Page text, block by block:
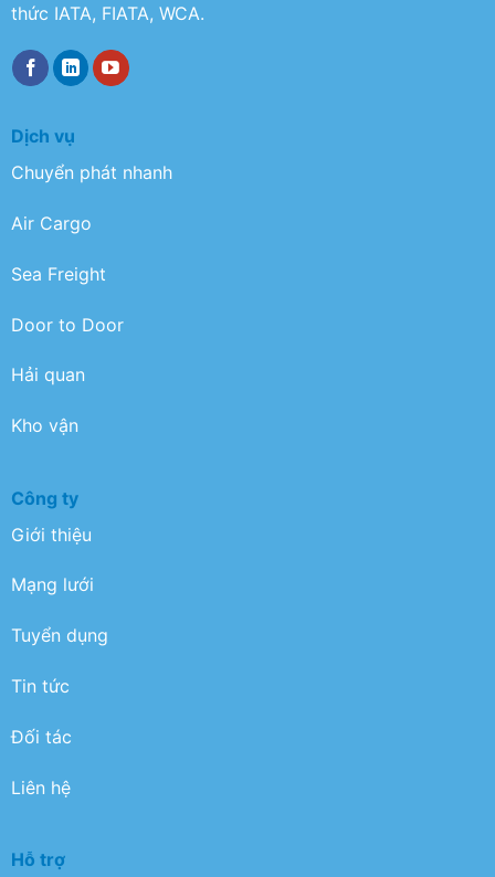
thức IATA, FIATA, WCA.
Dịch vụ
Chuyển phát nhanh
Air Cargo
Sea Freight
Door to Door
Hải quan
Kho vận
Công ty
Giới thiệu
Mạng lưới
Tuyển dụng
Tin tức
Đối tác
Liên hệ
Hỗ trợ